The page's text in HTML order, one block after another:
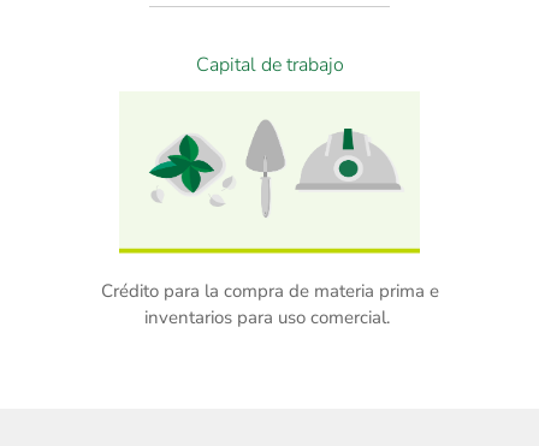
Capital de trabajo
Crédito para la compra de materia prima e
inventarios para uso comercial.